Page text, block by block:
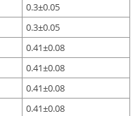
0.3±0.05
0.3±0.05
0.41±0.08
0.41±0.08
0.41±0.08
0.41±0.08